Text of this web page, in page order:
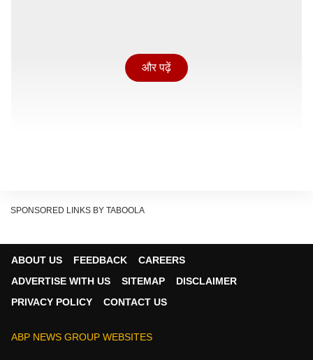
जिसमें 86 में 56 SDM एक ही जाति यानि यादव होने का दावा है.
और पढ़ें
SPONSORED LINKS BY TABOOLA
ABOUT US FEEDBACK
CAREERS
ADVERTISE WITH US
SITEMAP
DISCLAIMER
PRIVACY POLICY
CONTACT US
ABP NEWS GROUP WEBSITES